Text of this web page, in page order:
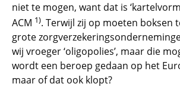
niet te mogen, want dat is
ACM 1). Terwijl zij op moeten boksen
grote
wij vroeger ‘oligopolies’, maar die
wordt een beroep gedaan op het
maar of dat ook klopt?